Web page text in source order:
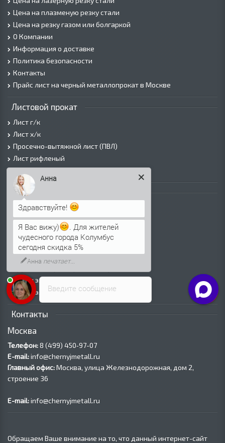
Цена на плазменую резку стали
Цена на резку газом или болгаркой
О Компании
Информация о доставке
Политика безопасности
Контакты
Прайс лист на черный металлопрокат в Москве
Листовой прокат
Лист г/к
Лист х/к
Просечно-вытяжной лист (ПВЛ)
Лист рифленый
Лист оцинкованный
Трубы
Трубы горячедеформированные
Труба холоднодеформированная
Трубы ВГП (Водогазопроводные)
Трубы ВГП оцинкованные
Трубы электросварные круглые
Трубы электросварные прямоугольные
Трубы электросварные оцинкованные
Контакты
Москва
Телефон:8 (499) 450‑97-07
E-mail:info@chernyjmetall.ru
Главный офис:Москва, улица Железнодорожная, дом 2,
строение 36
E-mail:info@chernyjmetall.ru
Обращаем Ваше внимание на то, что данный интернет-сайт
Введите сообщение
Анна
Здравствуйте!
Я Вас вижу)
. Для жителей
чудесного города Колумбус
сегодня скидка 5%
Анна печатает...